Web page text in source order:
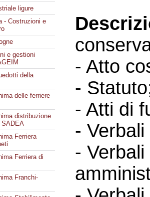
ligure
- Costruzioni e
e gestioni
della
delle ferriere
distribuzione
SADEA
Ferriera
Ferriera di
Franchi-
- Atto
-
- Atti di
- Verbali
-